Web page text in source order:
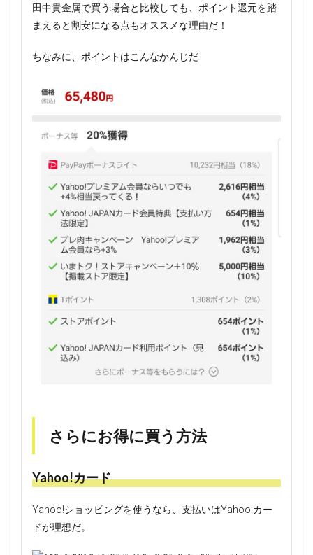
田中貴金属で買う場合と比較しても、ポイント還元を踏
まえると割安になる点もオススメな理由だ！
ちなみに、ポイントはこんなかんじだ
さらにお得に買う方法
Yahoo!カード
Yahoo!ショッピングを使うなら、支払いはYahoo!カー
ドが理想だ。